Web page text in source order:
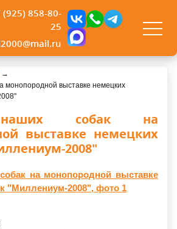
(925) 858-80-
25
монопородной выставке немецких
собак на
выставке немецких
2008"